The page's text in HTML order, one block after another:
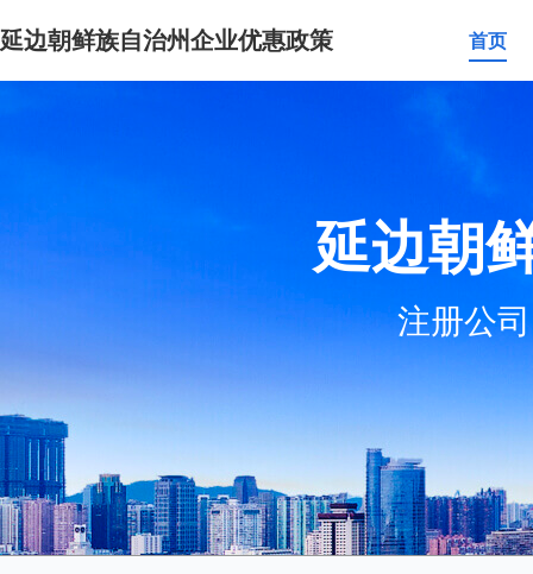
延边朝鲜族自治州企业优惠政策 首页
延边朝
注册公